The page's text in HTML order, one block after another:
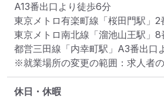
A13番出口より徒歩6分
東京メトロ有楽町線「桜田門駅」
東京メトロ南北線「溜池山王駅」
都営三田線「内幸町駅」A3番出口
※就業場所の変更の範囲：求人者
休日・休暇